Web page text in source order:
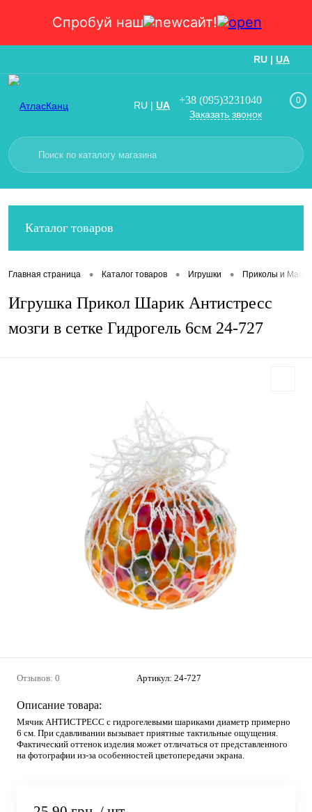
Спробуй наш сайт!
RU | UA
RU | UA +38 (095)3231040
Заказать звонок
0
Каталог товаров
Главная страница • Каталог товаров • Игрушки • Приколы и Маски
Игрушка Прикол Шарик Антистресс
мозги в сетке Гидрогель 6см 24-727
Отзывов: 0 Артикул: 24-727
Описание товара:
Мячик АНТИСТРЕСС с гидрогелевыми шариками диаметр примерно
6 см. При сдавливании вызывает приятные тактильные ощущения.
Фактический оттенок изделия может отличаться от представленного
на фотографии из-за особенностей цветопередачи экрана.